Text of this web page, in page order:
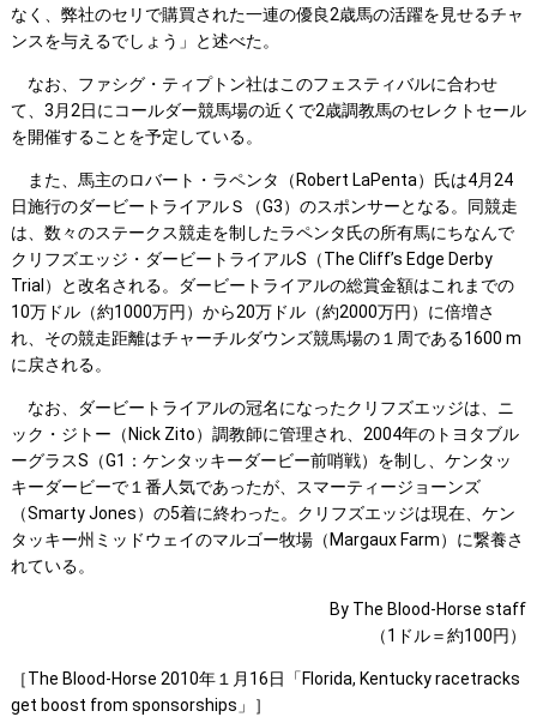
なく、弊社のセリで購買された一連の優良2歳馬の活躍を見せるチャ
ンスを与えるでしょう」と述べた。
なお、ファシグ・ティプトン社はこのフェスティバルに合わせ
て、3月2日にコールダー競馬場の近くで2歳調教馬のセレクトセール
を開催することを予定している。
また、馬主のロバート・ラペンタ（Robert LaPenta）氏は4月24
日施行のダービートライアルＳ（G3）のスポンサーとなる。同競走
は、数々のステークス競走を制したラペンタ氏の所有馬にちなんで
クリフズエッジ・ダービートライアルS（The Cliff’s Edge Derby
Trial）と改名される。ダービートライアルの総賞金額はこれまでの
10万ドル（約1000万円）から20万ドル（約2000万円）に倍増さ
れ、その競走距離はチャーチルダウンズ競馬場の１周である1600 m
に戻される。
なお、ダービートライアルの冠名になったクリフズエッジは、ニ
ック・ジトー（Nick Zito）調教師に管理され、2004年のトヨタブル
ーグラスS（G1：ケンタッキーダービー前哨戦）を制し、ケンタッ
キーダービーで１番人気であったが、スマーティージョーンズ
（Smarty Jones）の5着に終わった。クリフズエッジは現在、ケン
タッキー州ミッドウェイのマルゴー牧場（Margaux Farm）に繋養さ
れている。
By The Blood-Horse staff
（1ドル＝約100円）
［The Blood-Horse 2010年１月16日「Florida, Kentucky racetracks
get boost from sponsorships」］